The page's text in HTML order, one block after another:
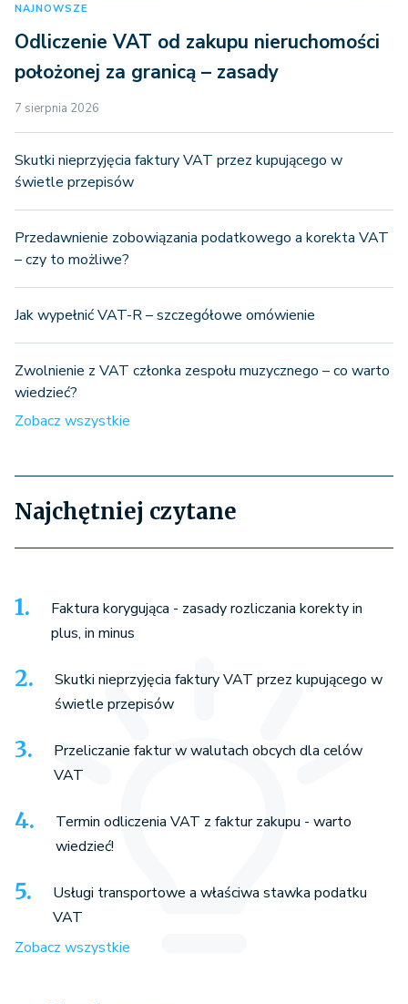
NAJNOWSZE
Odliczenie VAT od zakupu nieruchomości
położonej za granicą – zasady
7 sierpnia 2026
Skutki nieprzyjęcia faktury VAT przez kupującego w
świetle przepisów
Przedawnienie zobowiązania podatkowego a korekta VAT
– czy to możliwe?
Jak wypełnić VAT-R – szczegółowe omówienie
Zwolnienie z VAT członka zespołu muzycznego – co warto
wiedzieć?
Zobacz wszystkie
Najchętniej czytane
Faktura korygująca - zasady rozliczania korekty in
plus, in minus
Skutki nieprzyjęcia faktury VAT przez kupującego w
świetle przepisów
Przeliczanie faktur w walutach obcych dla celów
VAT
Termin odliczenia VAT z faktur zakupu - warto
wiedzieć!
Usługi transportowe a właściwa stawka podatku
VAT
Zobacz wszystkie